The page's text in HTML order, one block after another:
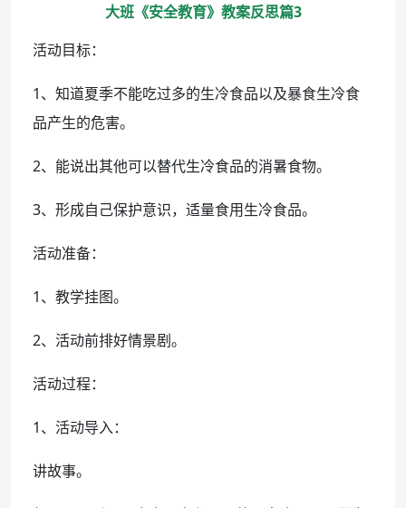
大班《安全教育》教案反思篇3
活动目标：
1、知道夏季不能吃过多的生冷食品以及暴食生冷食
品产生的危害。
2、能说出其他可以替代生冷食品的消暑食物。
3、形成自己保护意识，适量食用生冷食品。
活动准备：
1、教学挂图。
2、活动前排好情景剧。
活动过程：
1、活动导入：
讲故事。